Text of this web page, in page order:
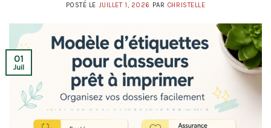
POSTÉ LE JUILLET 1, 2026 PAR CHRISTELLE
01
Juil